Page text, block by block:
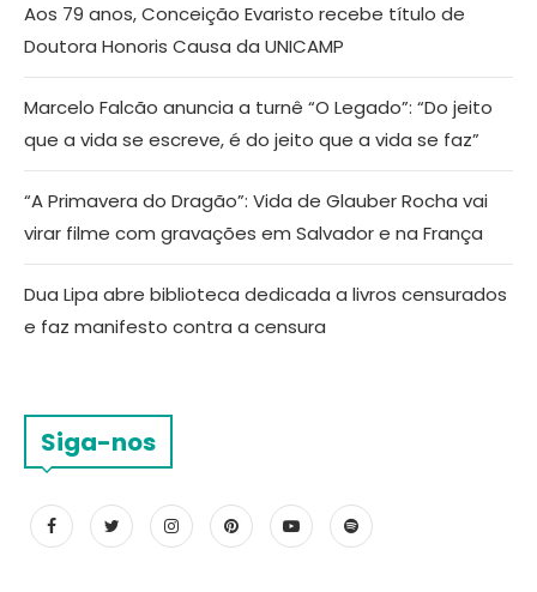
Aos 79 anos, Conceição Evaristo recebe título de
Doutora Honoris Causa da UNICAMP
Marcelo Falcão anuncia a turnê “O Legado”: “Do jeito
que a vida se escreve, é do jeito que a vida se faz”
“A Primavera do Dragão”: Vida de Glauber Rocha vai
virar filme com gravações em Salvador e na França
Dua Lipa abre biblioteca dedicada a livros censurados
e faz manifesto contra a censura
Siga-nos